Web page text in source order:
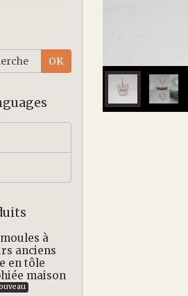
OK
à
anciens
en tôle
maison